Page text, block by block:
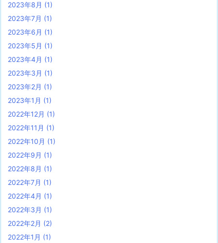
2023年8月 (1)
2023年7月 (1)
2023年6月 (1)
2023年5月 (1)
2023年4月 (1)
2023年3月 (1)
2023年2月 (1)
2023年1月 (1)
2022年12月 (1)
2022年11月 (1)
2022年10月 (1)
2022年9月 (1)
2022年8月 (1)
2022年7月 (1)
2022年4月 (1)
2022年3月 (1)
2022年2月 (2)
2022年1月 (1)